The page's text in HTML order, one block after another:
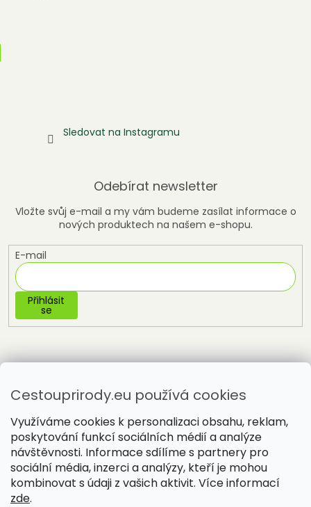
Cestouprirody.eu používá cookies
Využíváme cookies k personalizaci obsahu, reklam,
poskytování funkcí sociálních médií a analýze
návštěvnosti. Informace sdílíme s partnery pro
sociální média, inzerci a analýzy, kteří je mohou
kombinovat s údaji z vašich aktivit. Více informací
zde.
Sledovat na Instagramu
Odebírat newsletter
Vložte svůj e-mail a my vám budeme zasílat informace o
nových produktech na našem e-shopu.
E-mail
Přihlásit
se
Vytvořil Shoptet
Copyright 2026